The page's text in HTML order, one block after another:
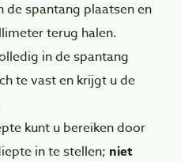
de spantang plaatsen en
terug halen.
in de spantang
te vast en krijgt u de
kunt u bereiken door
in te stellen; niet